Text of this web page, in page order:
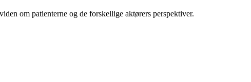
om patienterne og de forskellige aktørers perspektiver.